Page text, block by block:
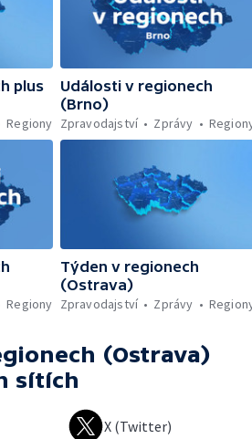
plus
Regiony
Události v regionech
(Brno)
Zpravodajství
Zprávy
Regiony
Týden v regionech
(Ostrava)
Zpravodajství
Zprávy
(Ostrava)
sítích
X (Twitter)